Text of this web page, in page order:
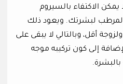
يمكن الاكتفاء بالسيروم
المرطب لبشرتك. ويعود ذلك
أقل، وبالتالي لا يبقى على
إلى كون تركيبه موجه